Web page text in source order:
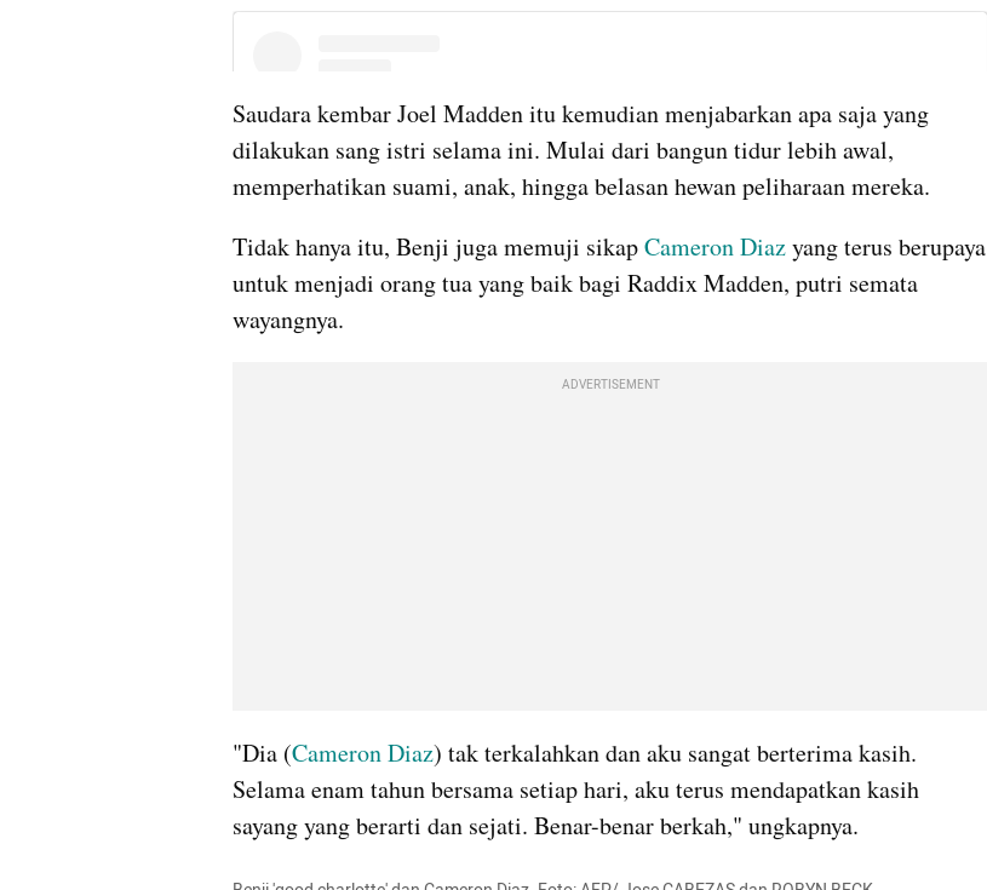
Saudara kembar Joel Madden itu kemudian menjabarkan apa saja yang
dilakukan sang istri selama ini. Mulai dari bangun tidur lebih awal,
memperhatikan suami, anak, hingga belasan hewan peliharaan mereka.
Tidak hanya itu, Benji juga memuji sikap Cameron Diaz yang terus berupaya
untuk menjadi orang tua yang baik bagi Raddix Madden, putri semata
wayangnya.
ADVERTISEMENT
"Dia (Cameron Diaz) tak terkalahkan dan aku sangat berterima kasih.
Selama enam tahun bersama setiap hari, aku terus mendapatkan kasih
sayang yang berarti dan sejati. Benar-benar berkah," ungkapnya.